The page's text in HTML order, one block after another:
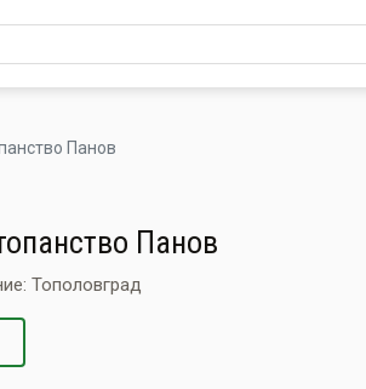
Панов
Панов
Тополовград